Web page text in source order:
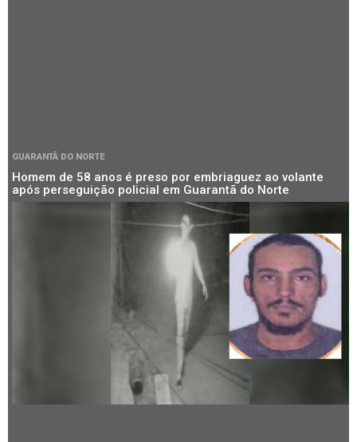
GUARANTÃ DO NORTE
Homem de 58 anos é preso por embriaguez ao volante
após perseguição policial em Guarantã do Norte